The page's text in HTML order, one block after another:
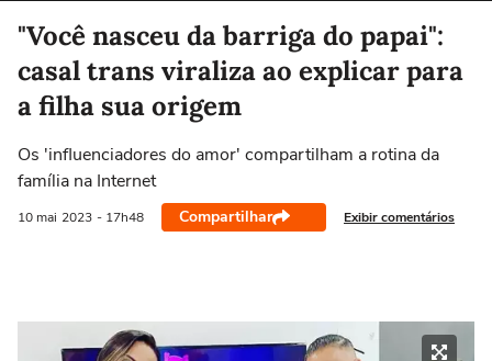
"Você nasceu da barriga do papai":
casal trans viraliza ao explicar para
a filha sua origem
Os 'influenciadores do amor' compartilham a rotina da
família na Internet
10 mai 2023 - 17h48 Compartilhar Exibir comentários